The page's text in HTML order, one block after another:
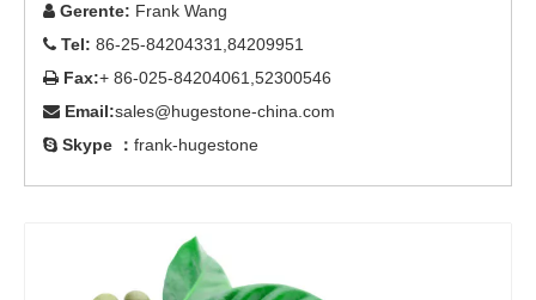
 Gerente: Frank Wang
 Tel: 86-25-84204331,84209951
 Fax:+ 86-025-84204061,52300546
 Email:sales@hugestone-china.com
 Skype ： frank-hugestone